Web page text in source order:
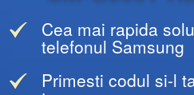
Cea mai rapida
telefonul Samsung
Primesti codul si-l